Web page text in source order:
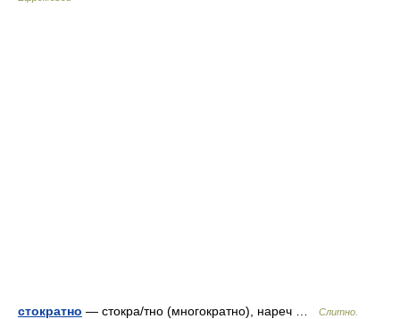
стократно — стокра/тно (многократно), нареч …
Слитно.